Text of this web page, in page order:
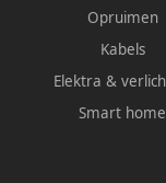
Opruimen
Kabels
Elektra &
Smart home